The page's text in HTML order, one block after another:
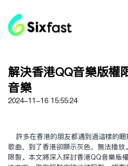
解决香港QQ音乐版权
音乐
2024-11-16 15:55:24
许多在香港的朋友都遇到过这样的
歌曲，到了香港却显示灰色，无法播
限制。本文将深入探讨香港QQ音乐版